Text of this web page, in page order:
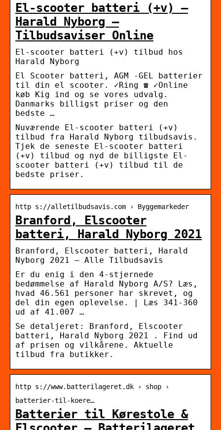
El-scooter batteri (+v) –
Harald Nyborg –
Tilbudsaviser Online
El-scooter batteri (+v) tilbud hos
Harald Nyborg
El Scooter batteri, AGM -GEL batterier
til din el scooter. ✓Ring ☎ ✓Online
køb Kig ind og se vores udvalg.
Danmarks billigst priser og den
bedste …
Nuværende El-scooter batteri (+v)
tilbud fra Harald Nyborg tilbudsavis.
Tjek de seneste El-scooter batteri
(+v) tilbud og nyd de billigste El-
scooter batteri (+v) tilbud til de
bedste priser.
http s://alletilbudsavis.com › Byggemarkeder
Branford, Elscooter
batteri, Harald Nyborg 2021
Branford, Elscooter batteri, Harald
Nyborg 2021 – Alle Tilbudsavis
Er du enig i den 4-stjernede
bedømmelse af Harald Nyborg A/S? Læs,
hvad 46.561 personer har skrevet, og
del din egen oplevelse. | Læs 341-360
ud af 41.007 …
Se detaljeret: Branford, Elscooter
batteri, Harald Nyborg 2021 . Find ud
af prisen og vilkårene. Aktuelle
tilbud fra butikker.
http s://www.batterilageret.dk › shop ›
batterier-til-koere…
Batterier til Kørestole &